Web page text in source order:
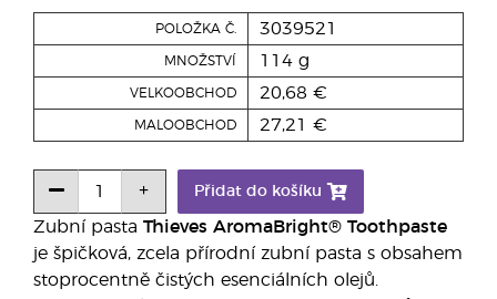
Zubní pasta Thieves AromaBright® Toothpaste
je špičková, zcela přírodní zubní pasta s obsahem
stoprocentně čistých esenciálních olejů.
POLOŽKA Č. 3039521
MNOŽSTVÍ 114 g
VELKOOBCHOD 20,68 €
MALOOBCHOD 27,21 €
Přidat do košíku